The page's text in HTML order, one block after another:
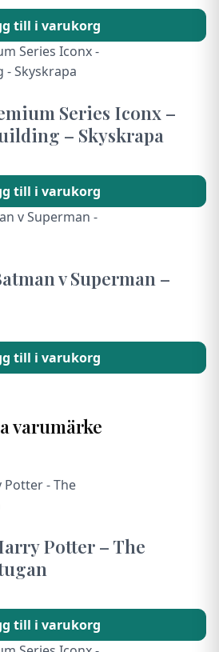
till i varukorg
Series Iconx –
– Skyskrapa
till i varukorg
v Superman –
till i varukorg
varumärke
Potter – The
till i varukorg